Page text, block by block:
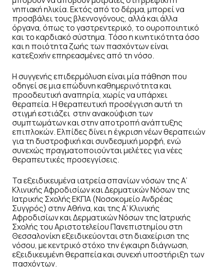
νηπιακή ηλικία. Εκτός από το δέρμα, μπορεί να
προσβάλει τους βλεννογόνους, αλλά και άλλα
όργανα, όπως το γαστρεντερικό, το ουροποιητικό
και το καρδιακό σύστημα. Τόσο η κινητικότητα όσο
και η ποιότητα ζωής των πασχόντων είναι
κατεξοχήν επηρεασμένες από τη νόσο.
Η συγγενής επιδερμόλυση είναι μία πάθηση που
οδηγεί σε μια επώδυνη καθημερινότητα και
προοδευτική αναπηρία, χωρίς να υπάρχει
θεραπεία. Η θεραπευτική προσέγγιση αυτή τη
στιγμή εστιάζει στην ανακούφιση των
συμπτωμάτων και στην αποτροπή ανάπτυξης
επιπλοκών. Ελπίδες δίνει η έγκριση νέων θεραπειών
για τη δυστροφική και συνδεσμική μορφή, ενώ
συνεχώς πραγματοποιούνται μελέτες για νέες
θεραπευτικές προσεγγίσεις.
Τα εξειδικευμένα ιατρεία σπανίων νόσων της Α’
Κλινικής Αφροδισίων και Δερματικών Νόσων της
Ιατρικής Σχολής ΕΚΠΑ (Νοσοκομείο Ανδρέας
Συγγρός) στην Αθήνα, και της Α’ Κλινικής
Αφροδισίων και Δερματικών Νόσων της Ιατρικής
Σχολής του Αριστοτελείου Πανεπιστημίου στη
Θεσσαλονίκη εξειδικεύονται στη διαχείριση της
νόσου, με κεντρικό στόχο την έγκαιρη διάγνωση,
εξειδικευμένη θεραπεία και συνεχή υποστήριξη των
πασχόντων.